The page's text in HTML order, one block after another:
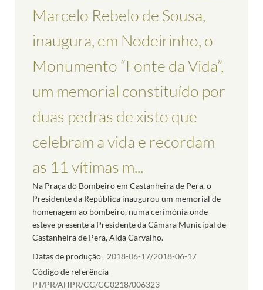
Marcelo Rebelo de Sousa,
inaugura, em Nodeirinho, o
Monumento “Fonte da Vida”,
um memorial constituído por
duas pedras de xisto que
celebram a vida e recordam
as 11 vítimas m...
Na Praça do Bombeiro em Castanheira de Pera, o
Presidente da República inaugurou um memorial de
homenagem ao bombeiro, numa cerimónia onde
esteve presente a Presidente da Câmara Municipal de
Castanheira de Pera, Alda Carvalho.
Datas de produção
2018-06-17/2018-06-17
Código de referência
PT/PR/AHPR/CC/CC0218/006323